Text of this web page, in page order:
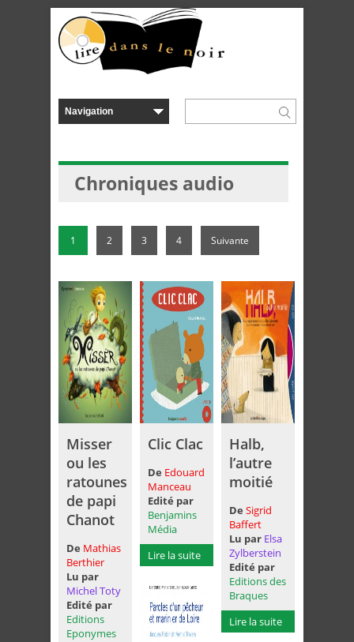
Chroniques audio
1 2 3 4 Suivante
Misser
ou les
ratounes
de papi
Chanot
De Mathias
Berthier
Lu par
Michel Toty
Edité par
Editions
Eponymes
Clic Clac
De Edouard
Manceau
Edité par
Benjamins
Média
Lire la suite
Halb,
l’autre
moitié
De Sigrid
Baffert
Lu par Elsa
Zylberstein
Edité par
Editions des
Braques
Lire la suite